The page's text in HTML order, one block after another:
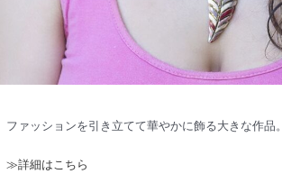
ファッションを引き立てて華やかに飾る大きな作品。
≫詳細はこちら